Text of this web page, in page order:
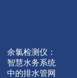
余氯检测仪：
智慧水务系统
中的排水管网